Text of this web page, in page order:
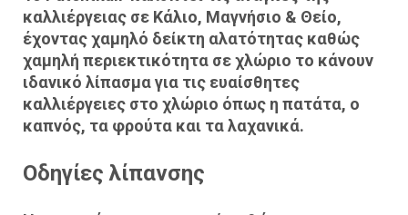
καλλιέργειας σε Κάλιο, Μαγνήσιο & Θείο,
έχοντας χαμηλό δείκτη αλατότητας καθώς
χαμηλή περιεκτικότητα σε χλώριο το κάνουν
ιδανικό λίπασμα για τις ευαίσθητες
καλλιέργειες στο χλώριο όπως η πατάτα, ο
καπνός, τα φρούτα και τα λαχανικά.
Οδηγίες λίπανσης